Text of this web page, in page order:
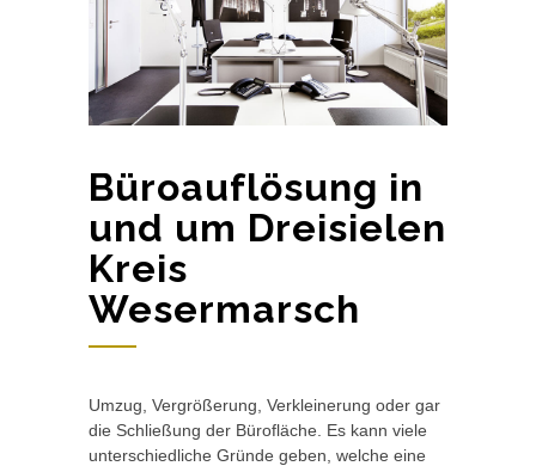
Büroauflösung in
und um Dreisielen
Kreis
Wesermarsch
Umzug, Vergrößerung, Verkleinerung oder gar
die Schließung der Bürofläche. Es kann viele
unterschiedliche Gründe geben, welche eine